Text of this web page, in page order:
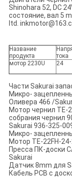
Shinohara 52, DC
состояние, вал 5
ltd.
Название
продукта
тока
мотор 2230U 24
Части Sakurai
Микро-
Оливера 466 /
Мотор чернил TE-
собрания чернил
Sakurai 936-325-
Микро-
Мотор TE-22FH-
Пресса ПК-доски
Sakurai
Датчик 8mm для
Кабель PCB с